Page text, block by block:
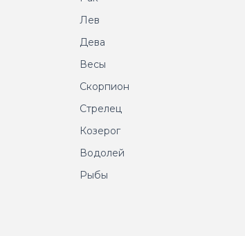
Лев
Дева
Весы
Скорпион
Стрелец
Козерог
Водолей
Рыбы